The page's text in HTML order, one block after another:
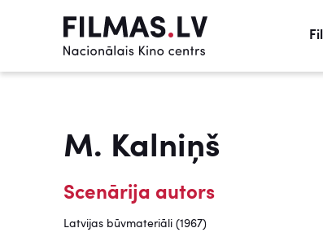
M. Kalniņš
Scenārija autors
Latvijas būvmateriāli (1967)